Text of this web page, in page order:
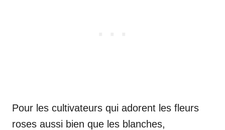
Pour les cultivateurs qui adorent les fleurs
roses aussi bien que les blanches,